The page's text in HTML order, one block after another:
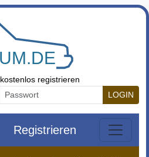
kostenlos registrieren
LOGIN
Registrieren